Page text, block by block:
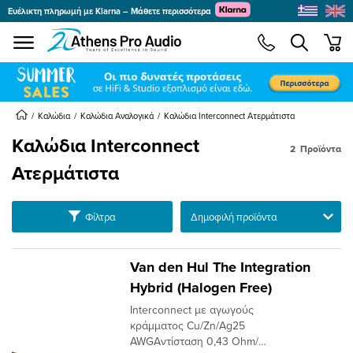
menu
Ευέλικτη πληρωμή με Klarna – Μάθετε περισσότερα
Καλώδια Καλώδια Αναλογικά Kαλώδια Interconnect Ατερμάτιστα
Kαλώδια Interconnect
Ατερμάτιστα
Φίλτρα Ταξινόμηση
2 Προϊόντα
Van den Hul The Integration
Hybrid (Halogen Free)
Interconnect με αγωγούς
κράμματος Cu/Zn/Ag25
AWGΑντίσταση 0,43 Ohm/